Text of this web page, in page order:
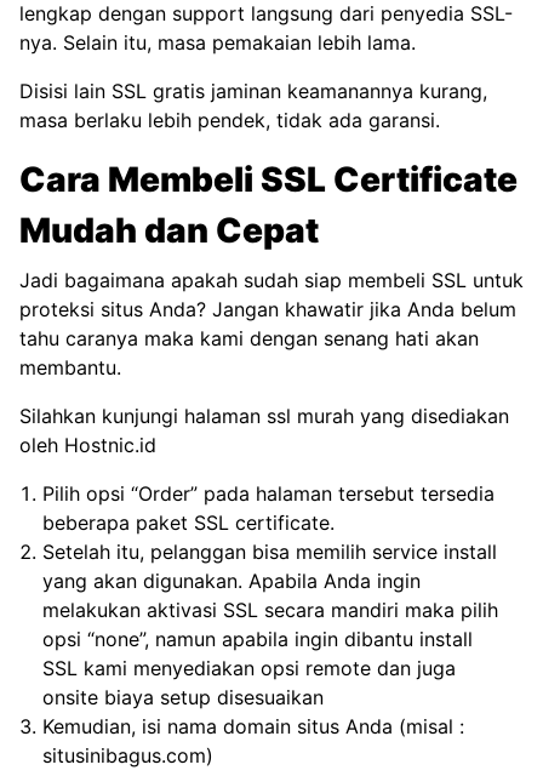
lengkap dengan support langsung dari penyedia SSL-
nya. Selain itu, masa pemakaian lebih lama.
Disisi lain SSL gratis jaminan keamanannya kurang,
masa berlaku lebih pendek, tidak ada garansi.
Cara Membeli SSL Certificate
Mudah dan Cepat
Jadi bagaimana apakah sudah siap membeli SSL untuk
proteksi situs Anda? Jangan khawatir jika Anda belum
tahu caranya maka kami dengan senang hati akan
membantu.
Silahkan kunjungi halaman ssl murah yang disediakan
oleh Hostnic.id
Pilih opsi “Order” pada halaman tersebut tersedia
beberapa paket SSL certificate.
Setelah itu, pelanggan bisa memilih service install
yang akan digunakan. Apabila Anda ingin
melakukan aktivasi SSL secara mandiri maka pilih
opsi “none”, namun apabila ingin dibantu install
SSL kami menyediakan opsi remote dan juga
onsite biaya setup disesuaikan
Kemudian, isi nama domain situs Anda (misal :
situsinibagus.com)